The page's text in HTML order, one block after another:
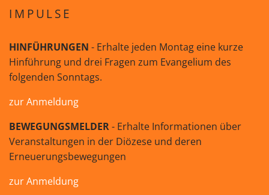
IMPULSE
HINFÜHRUNGEN - Erhalte jeden Montag eine kurze
Hinführung und drei Fragen zum Evangelium des
folgenden Sonntags.
zur Anmeldung
BEWEGUNGSMELDER- Erhalte Informationen über
Veranstaltungen in der Diözese und deren
Erneuerungsbewegungen
zur Anmeldung